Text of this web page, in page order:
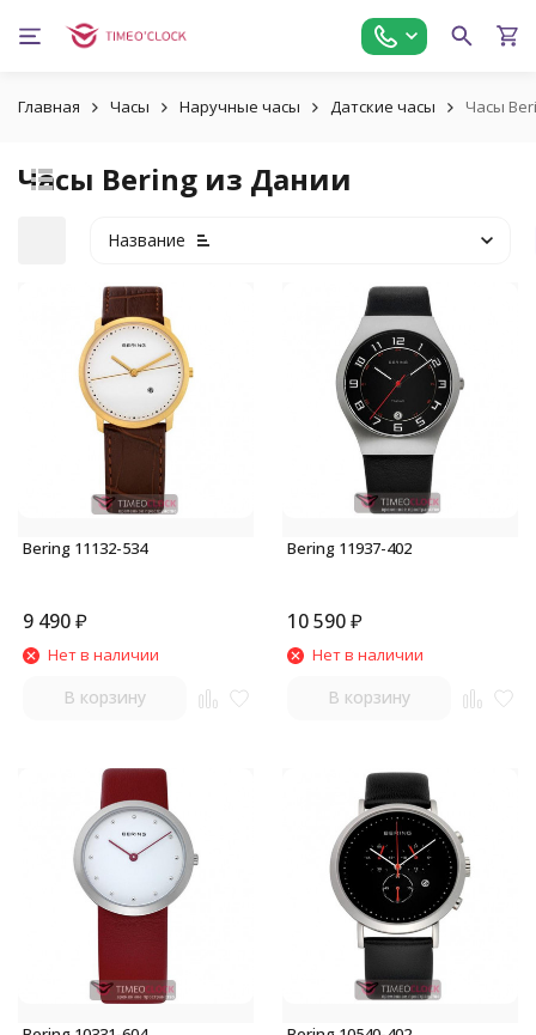
Главная Часы Наручные часы Датские часы Часы
Часы Bering из Дании
Название
Bering 11132-534
9 490₽
Нет в наличии
В корзину
Bering 11937-402
10 590₽
Нет в наличии
В корзину